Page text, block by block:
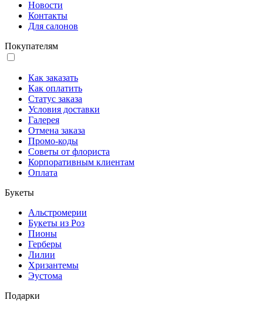
Новости
Контакты
Для салонов
Покупателям
Как заказать
Как оплатить
Статус заказа
Условия доставки
Галерея
Отмена заказа
Промо-коды
Советы от флориста
Корпоративным клиентам
Оплата
Букеты
Альстромерии
Букеты из Роз
Пионы
Герберы
Лилии
Хризантемы
Эустома
Подарки